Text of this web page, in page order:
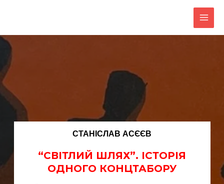
СТАНІСЛАВ АСЄЄВ
“СВІТЛИЙ ШЛЯХ”. ІСТОРІЯ
ОДНОГО КОНЦТАБОРУ